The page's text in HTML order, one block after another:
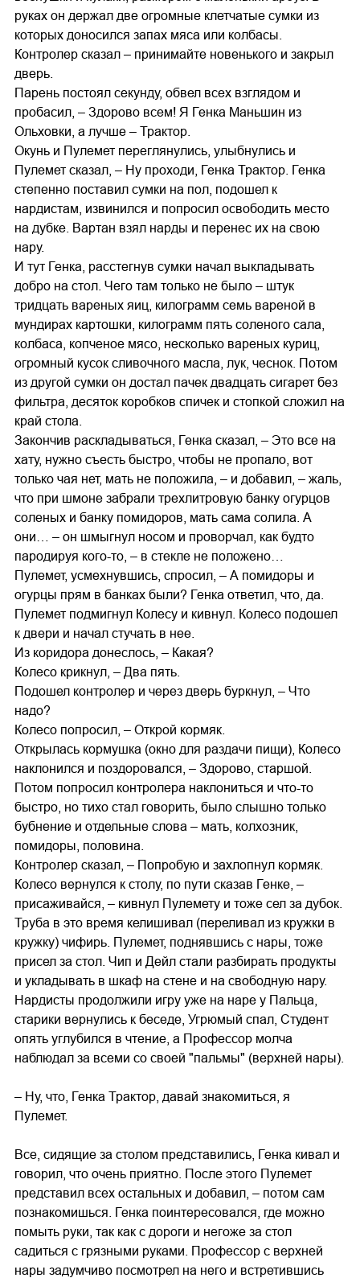
руках он держал две огромные клетчатые сумки из
которых доносился запах мяса или колбасы.
Контролер сказал – принимайте новенького и закрыл
дверь.
Парень постоял секунду, обвел всех взглядом и
пробасил, – Здорово всем! Я Генка Маньшин из
Ольховки, а лучше – Трактор.
Окунь и Пулемет переглянулись, улыбнулись и
Пулемет сказал, – Ну проходи, Генка Трактор. Генка
степенно поставил сумки на пол, подошел к
нардистам, извинился и попросил освободить место
на дубке. Вартан взял нарды и перенес их на свою
нару.
И тут Генка, расстегнув сумки начал выкладывать
добро на стол. Чего там только не было – штук
тридцать вареных яиц, килограмм семь вареной в
мундирах картошки, килограмм пять соленого сала,
колбаса, копченое мясо, несколько вареных куриц,
огромный кусок сливочного масла, лук, чеснок. Потом
из другой сумки он достал пачек двадцать сигарет без
фильтра, десяток коробков спичек и стопкой сложил на
край стола.
Закончив раскладываться, Генка сказал, – Это все на
хату, нужно съесть быстро, чтобы не пропало, вот
только чая нет, мать не положила, – и добавил, – жаль,
что при шмоне забрали трехлитровую банку огурцов
соленых и банку помидоров, мать сама солила. А
они… – он шмыгнул носом и проворчал, как будто
пародируя кого-то, – в стекле не положено…
Пулемет, усмехнувшись, спросил, – А помидоры и
огурцы прям в банках были? Генка ответил, что, да.
Пулемет подмигнул Колесу и кивнул. Колесо подошел
к двери и начал стучать в нее.
Из коридора донеслось, – Какая?
Колесо крикнул, – Два пять.
Подошел контролер и через дверь буркнул, – Что
надо?
Колесо попросил, – Открой кормяк.
Открылась кормушка (окно для раздачи пищи), Колесо
наклонился и поздоровался, – Здорово, старшой.
Потом попросил контролера наклониться и что-то
быстро, но тихо стал говорить, было слышно только
бубнение и отдельные слова – мать, колхозник,
помидоры, половина.
Контролер сказал, – Попробую и захлопнул кормяк.
Колесо вернулся к столу, по пути сказав Генке, –
присаживайся, – кивнул Пулемету и тоже сел за дубок.
Труба в это время келишивал (переливал из кружки в
кружку) чифирь. Пулемет, поднявшись с нары, тоже
присел за стол. Чип и Дейл стали разбирать продукты
и укладывать в шкаф на стене и на свободную нару.
Нардисты продолжили игру уже на наре у Пальца,
старики вернулись к беседе, Угрюмый спал, Студент
опять углубился в чтение, а Профессор молча
наблюдал за всеми со своей "пальмы" (верхней нары).
– Ну, что, Генка Трактор, давай знакомиться, я
Пулемет.
Все, сидящие за столом представились, Генка кивал и
говорил, что очень приятно. После этого Пулемет
представил всех остальных и добавил, – потом сам
познакомишься. Генка поинтересовался, где можно
помыть руки, так как с дороги и негоже за стол
садиться с грязными руками. Профессор с верхней
нары задумчиво посмотрел на него и встретившись